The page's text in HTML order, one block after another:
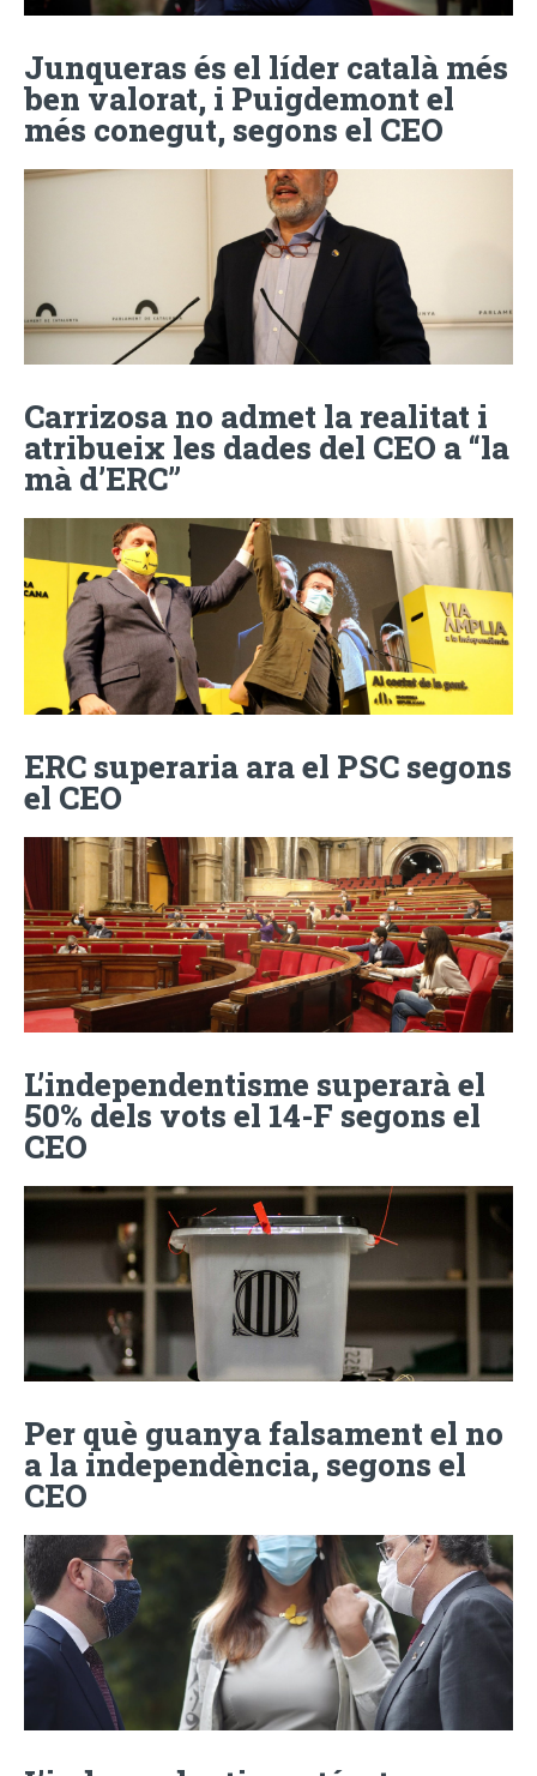
Junqueras és el líder català més
ben valorat, i Puigdemont el
més conegut, segons el CEO
Carrizosa no admet la realitat i
atribueix les dades del CEO a “la
mà d’ERC”
ERC superaria ara el PSC segons
el CEO
L’independentisme superarà el
50% dels vots el 14-F segons el
CEO
Per què guanya falsament el no
a la independència, segons el
CEO